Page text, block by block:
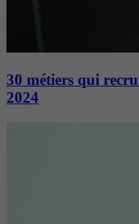
30 métiers qui
2024